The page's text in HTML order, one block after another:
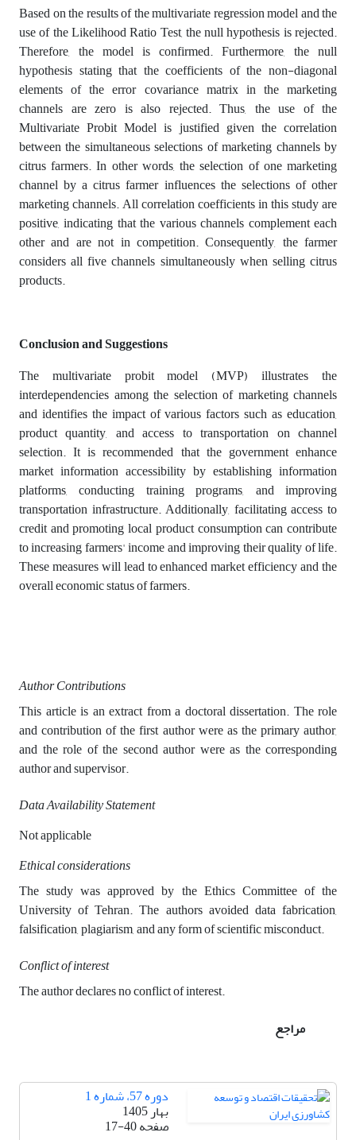
Based on the results of the multivariate regression model and the
use of the Likelihood Ratio Test, the null hypothesis is rejected.
Therefore, the model is confirmed. Furthermore, the null
hypothesis stating that the coefficients of the non-diagonal
elements of the error covariance matrix in the marketing
channels are zero is also rejected. Thus, the use of the
Multivariate Probit Model is justified given the correlation
between the simultaneous selections of marketing channels by
citrus farmers. In other words, the selection of one marketing
channel by a citrus farmer influences the selections of other
marketing channels. All correlation coefficients in this study are
positive, indicating that the various channels complement each
other and are not in competition. Consequently, the farmer
considers all five channels simultaneously when selling citrus
products.
Conclusion and Suggestions
The multivariate probit model (MVP) illustrates the
interdependencies among the selection of marketing channels
and identifies the impact of various factors such as education,
product quantity, and access to transportation on channel
selection. It is recommended that the government enhance
market information accessibility by establishing information
platforms, conducting training programs, and improving
transportation infrastructure. Additionally, facilitating access to
credit and promoting local product consumption can contribute
to increasing farmers' income and improving their quality of life.
These measures will lead to enhanced market efficiency and the
overall economic status of farmers.
Author Contributions
This article is an extract from a doctoral dissertation. The role
and contribution of the first author were as the primary author,
and the role of the second author were as the corresponding
author and supervisor.
Data Availability Statement
Not applicable
Ethical considerations
The study was approved by the Ethics Committee of the
University of Tehran. The authors avoided data fabrication,
falsification, plagiarism, and any form of scientific misconduct.
Conflict of interest
The author declares no conflict of interest.
مراجع
دوره 57، شماره 1
بهار 1405
صفحه17-40